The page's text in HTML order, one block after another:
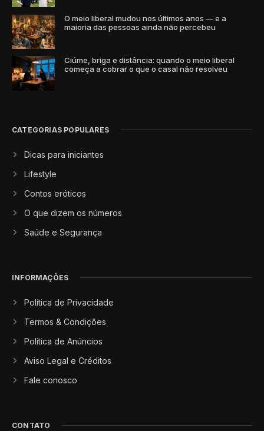
O meio liberal mudou nos últimos anos — e a
maioria das pessoas ainda não percebeu
Ciúme, briga e distância: quando o meio liberal
começa a cobrar o que o casal não resolveu
CATEGORIAS POPULARES
Dicas para iniciantes
Lifestyle
Contos eróticos
O que dizem os números
Saúde e Segurança
INFORMAÇÕES
Política de Privacidade
Termos & Condições
Política de Anúncios
Aviso Legal e Créditos
Fale conosco
CONTATO